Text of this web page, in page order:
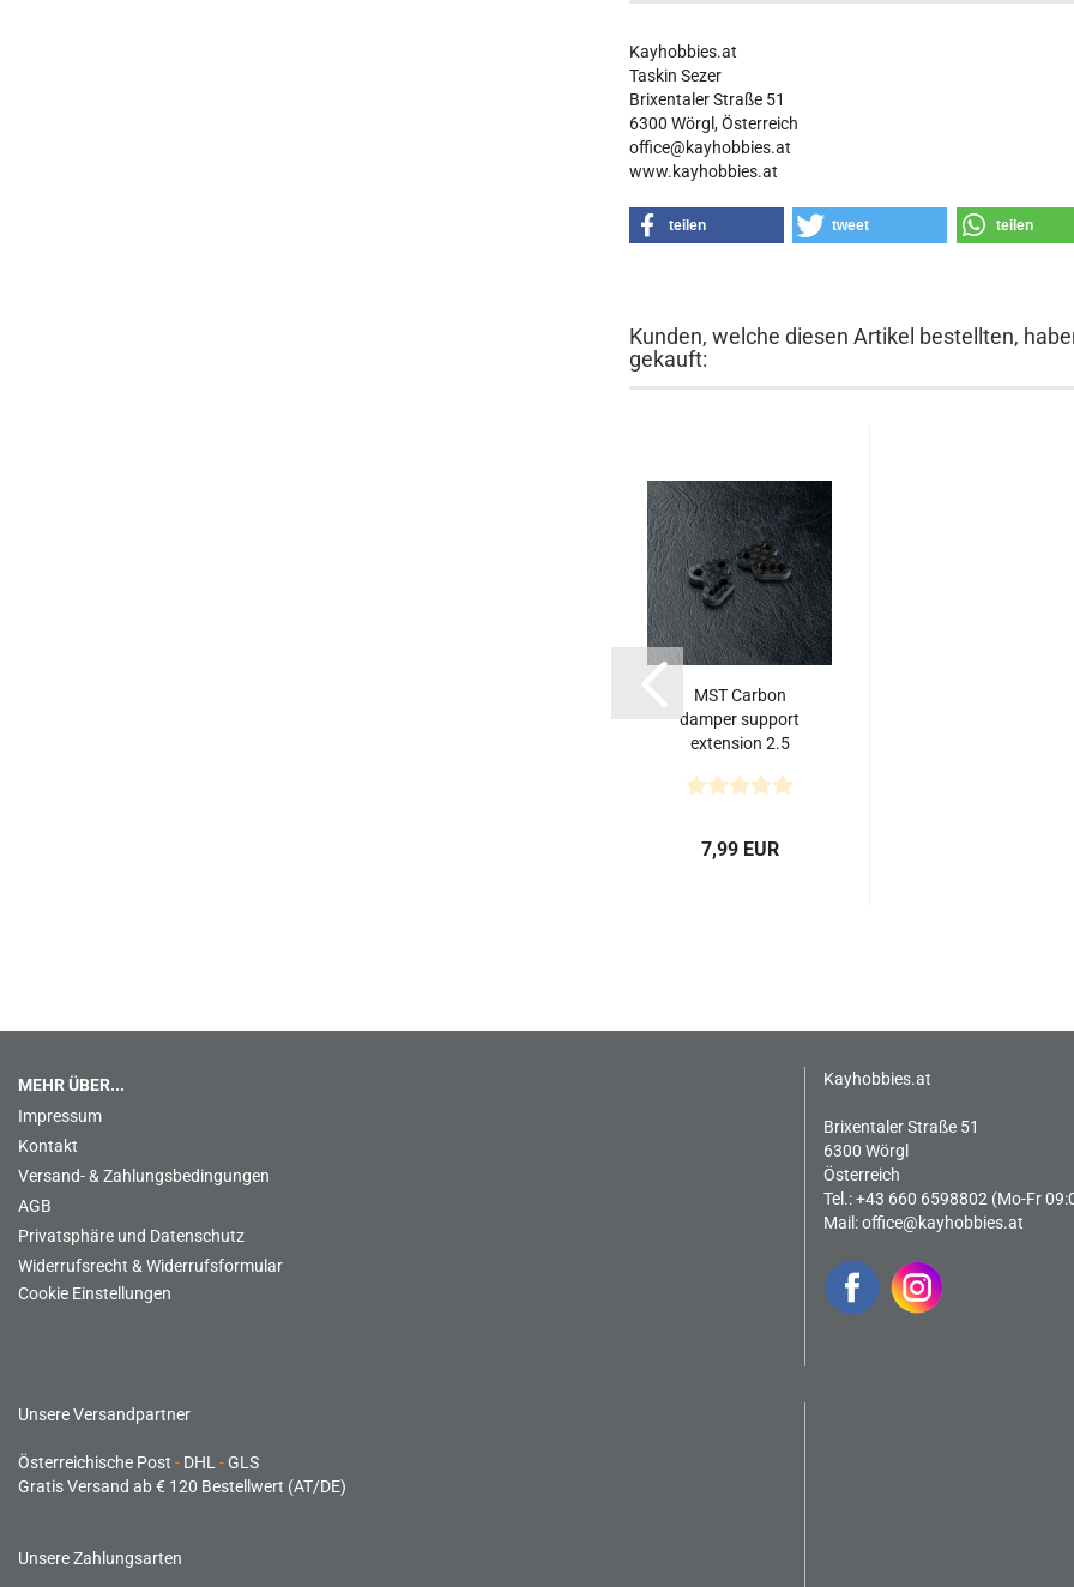
Kayhobbies.at
Taskin Sezer
Brixentaler Straße 51
6300 Wörgl, Österreich
office@kayhobbies.at
www.kayhobbies.at
teilen tweet teilen
Kunden, welche diesen Artikel bestellten,
gekauft:
MST Carbon
damper support
extension 2.5
7,99 EUR
MEHR ÜBER...
Impressum
Kontakt
Versand- & Zahlungsbedingungen
AGB
Privatsphäre und Datenschutz
Widerrufsrecht & Widerrufsformular
Cookie Einstellungen
Kayhobbies.at
Brixentaler Straße 51
6300 Wörgl
Österreich
Tel.: +43 660 6598802 (Mo-Fr
Mail:office@kayhobbies.at
Unsere Versandpartner
Österreichische Post - DHL -GLS
Gratis Versand ab € 120 Bestellwert (AT/DE)
Unsere Zahlungsarten